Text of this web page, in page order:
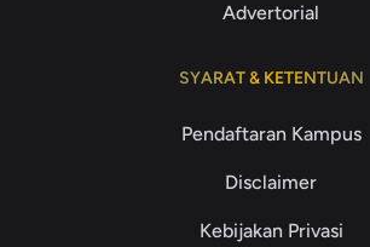
Advertorial
SYARAT & KETENTUAN
Pendaftaran Kampus
Disclaimer
Kebijakan Privasi